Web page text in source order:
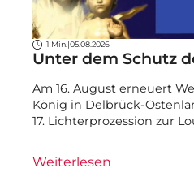
1 Min.|05.08.2026
Unter dem Schutz
Am 16. August erneuert
König in Delbrück-
17. Lichterprozession zur
Weiterlesen